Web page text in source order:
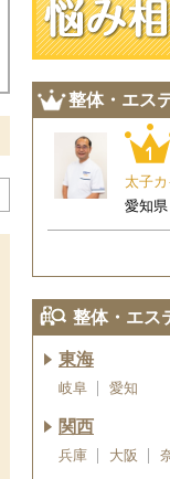
整体・エス
太子
愛知県
整体・エス
東海
岐阜 愛知
関西
兵庫 大阪